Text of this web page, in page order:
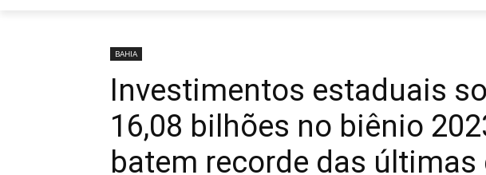
BAHIA
Investimentos estaduais
16,08 bilhões no biênio
batem recorde das últimas